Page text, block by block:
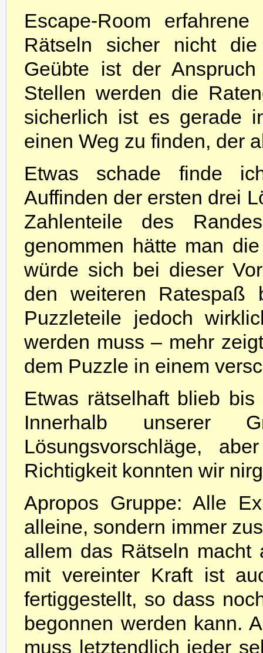
Escape-Room
Rätseln sicher nicht
Geübte ist der
Stellen werden die
sicherlich ist es gerade
einen Weg zu finden, der
Etwas schade finde
Auffinden der ersten drei
Zahlenteile des
genommen hätte man
würde sich bei dieser
den weiteren Ratespaß
Puzzleteile jedoch
werden muss – mehr
dem Puzzle in einem
Etwas rätselhaft blieb
Innerhalb unserer
Lösungsvorschläge,
Richtigkeit konnten wir
Apropos Gruppe: Alle
alleine, sondern immer
allem das Rätseln
mit vereinter Kraft ist
fertiggestellt, so dass
begonnen werden kann.
muss letztendlich jeder